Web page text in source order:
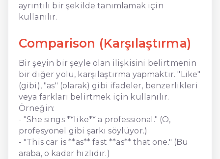
ayrıntılı bir şekilde tanımlamak için
kullanılır.
Comparison (Karşılaştırma)
Bir şeyin bir şeyle olan ilişkisini belirtmenin
bir diğer yolu, karşılaştırma yapmaktır. "Like"
(gibi), "as" (olarak) gibi ifadeler, benzerlikleri
veya farkları belirtmek için kullanılır.
Örneğin:
- "She sings **like** a professional." (O,
profesyonel gibi şarkı söylüyor.)
- "This car is **as** fast **as** that one." (Bu
araba, o kadar hızlıdır.)